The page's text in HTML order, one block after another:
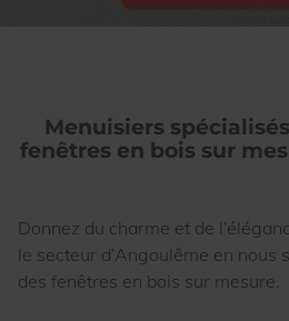
Menuisiers
fenêtres en bois sur
Donnez du charme et de
le secteur d’Angoulême en nous
des fenêtres en bois sur mesure.